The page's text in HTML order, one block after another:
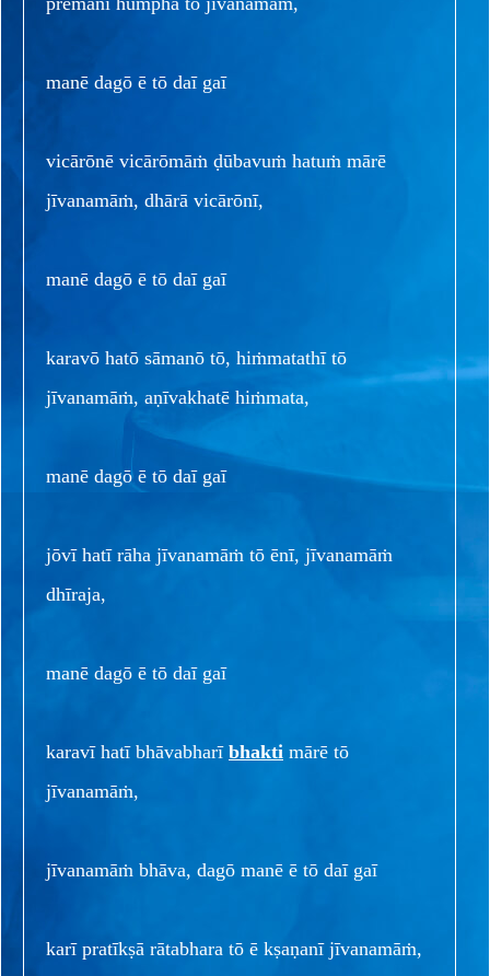
manē dagō ē tō daī gaī
vicārōnē vicārōmāṁ ḍūbavuṁ hatuṁ mārē
jīvanamāṁ, dhārā vicārōnī,
manē dagō ē tō daī gaī
karavō hatō sāmanō tō, hiṁmatathī tō
jīvanamāṁ, aṇīvakhatē hiṁmata,
manē dagō ē tō daī gaī
jōvī hatī rāha jīvanamāṁ tō ēnī, jīvanamāṁ
dhīraja,
manē dagō ē tō daī gaī
karavī hatī bhāvabharī bhakti mārē tō
jīvanamāṁ,
jīvanamāṁ bhāva, dagō manē ē tō daī gaī
karī pratīkṣā rātabhara tō ē kṣaṇanī jīvanamāṁ,